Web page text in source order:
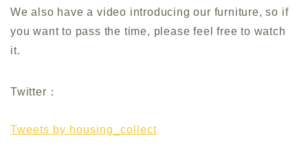
We also have a video introducing our furniture, so if
you want to pass the time, please feel free to watch
it.
Twitter：
Tweets by housing_collect